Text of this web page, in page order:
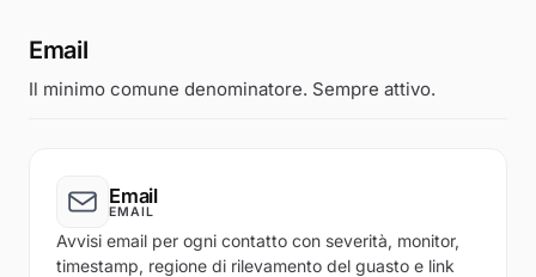
Email
Il minimo comune denominatore. Sempre attivo.
Email
EMAIL
Avvisi email per ogni contatto con severità, monitor,
timestamp, regione di rilevamento del guasto e link